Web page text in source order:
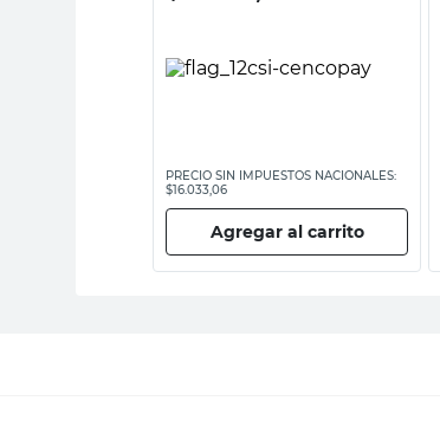
PRECIO SIN IMPUESTOS NACIONALES:
$16.033,06
Agregar al carrito